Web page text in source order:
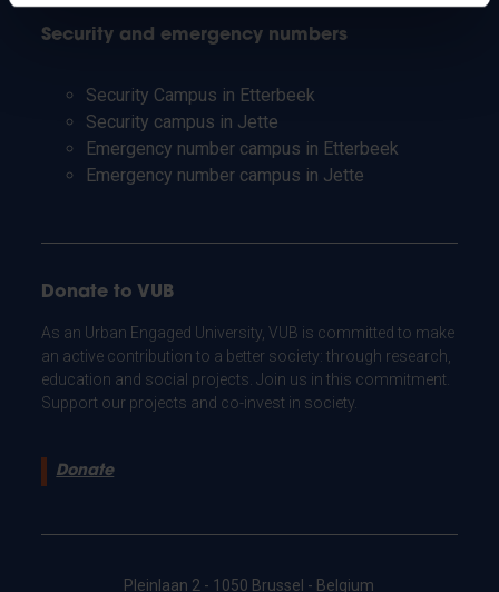
Security and emergency numbers
Security Campus in Etterbeek
Security campus in Jette
Emergency number campus in Etterbeek
Emergency number campus in Jette
Donate to VUB
As an Urban Engaged University, VUB is committed to make
an active contribution to a better society: through research,
education and social projects. Join us in this commitment.
Support our projects and co-invest in society.
Donate
Pleinlaan 2 - 1050 Brussel - Belgium